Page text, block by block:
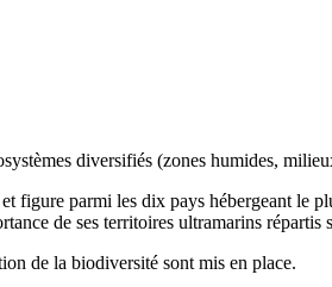
diversifiés (zones humides,
figure parmi les dix pays hébergeant le
de ses territoires ultramarins répartis
de la biodiversité sont mis en place.